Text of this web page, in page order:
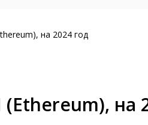
на 2024 год
(Ethereum), на